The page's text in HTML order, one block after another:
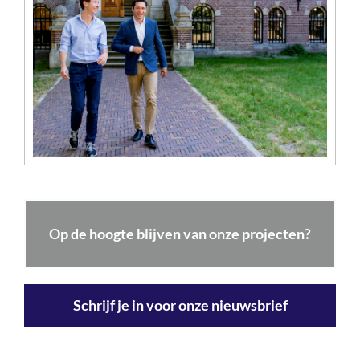
Op de hoogte blijven van onze projecten?
Schrijf je in voor onze nieuwsbrief